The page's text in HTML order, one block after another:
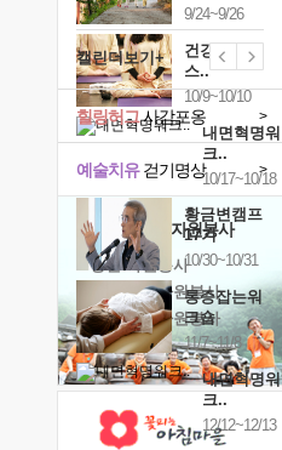
9/24~9/26
건강명상법
스..
10/9~10/10
내면혁명워
크..
10/17~10/18
황금변캠프
17기
10/30~10/31
통증잡는워
크숍
11/7~11/8
내면혁명워
크..
12/12~12/13
캘린더보기+
예술치유걷기명상 >
힐링허그사감포옹 >
'옹달샘의 꽃' 자원봉사
· 청년 자원봉사
· 금빛청년 자원봉사
· 음식연구 자원봉사